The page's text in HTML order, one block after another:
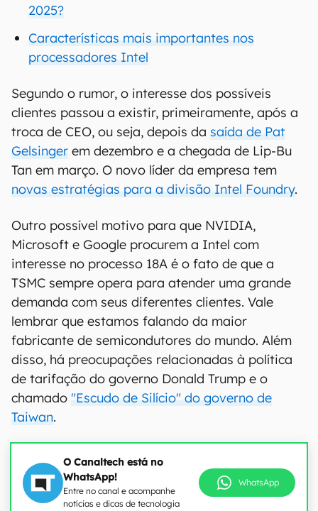
2025?
Características mais importantes nos
processadores Intel
Segundo o rumor, o interesse dos possíveis
clientes passou a existir, primeiramente, após a
troca de CEO, ou seja, depois da saída de Pat
Gelsinger em dezembro e a chegada de Lip-Bu
Tan em março. O novo líder da empresa tem
novas estratégias para a divisão Intel Foundry.
Outro possível motivo para que NVIDIA,
Microsoft e Google procurem a Intel com
interesse no processo 18A é o fato de que a
TSMC sempre opera para atender uma grande
demanda com seus diferentes clientes. Vale
lembrar que estamos falando da maior
fabricante de semicondutores do mundo. Além
disso, há preocupações relacionadas à política
de tarifação do governo Donald Trump e o
chamado "Escudo de Silício" do governo de
Taiwan.
O Canaltech está no
WhatsApp!
Entre no canal e acompanhe
notícias e dicas de tecnologia
WhatsApp